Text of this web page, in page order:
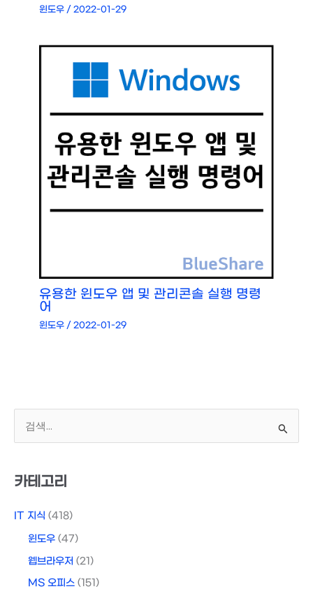
윈도우 /2022-01-29
유용한 윈도우 앱 및 관리콘솔 실행 명령
어
윈도우 /2022-01-29
상
카테고리
IT 지식 (418)
윈도우 (47)
웹브라우저 (21)
MS 오피스 (151)